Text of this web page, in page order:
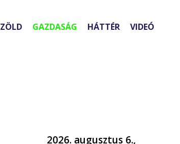
ZÖLD GAZDASÁG HÁTTÉR VIDEÓ
2026. augusztus 6.,